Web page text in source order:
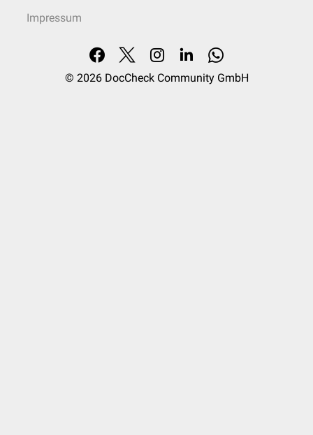
Impressum
© 2026 DocCheck Community GmbH